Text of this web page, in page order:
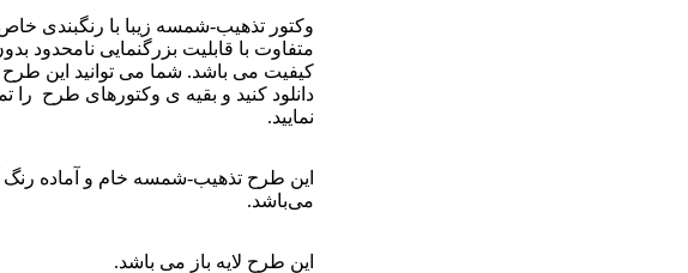
وکتور تذهیب-شمسه زیبا با رنگبندی
متفاوت با قابلیت بزرگنمایی نامحدود
کیفیت می باشد. شما می توانید این طرح
دانلود کنید و بقیه ی وکتورهای طرح را
نمایید.
این طرح تذهیب-شمسه خام و آماده رنگ
می‌باشد.
این طرح لایه باز می باشد.